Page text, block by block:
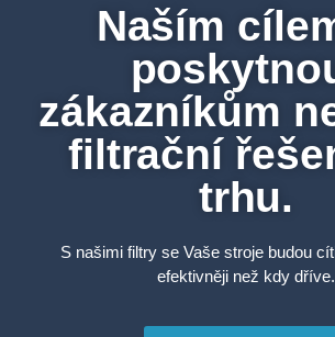
Naším
zákazníkům
filtrační
trhu.
S našimi filtry se Vaše stroje budou
efektivněji než kdy dříve.